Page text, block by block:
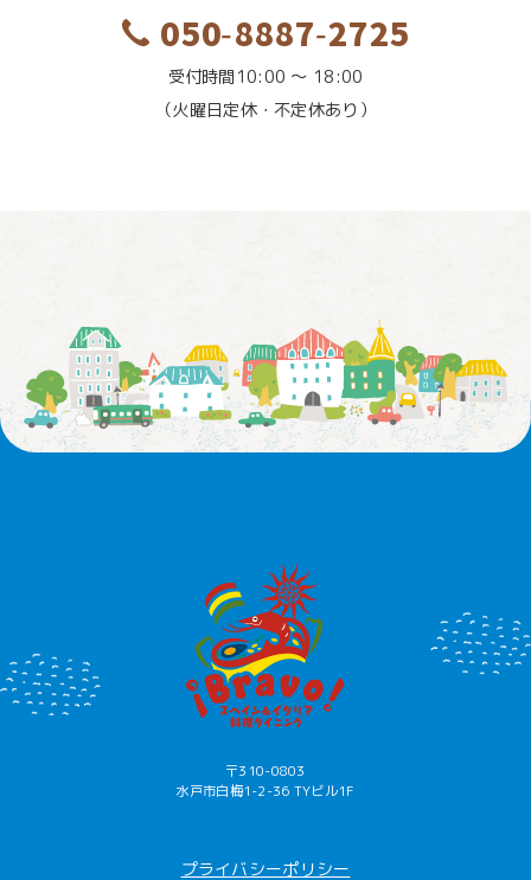
050-8887-2725
受付時間10:00 〜 18:00
（火曜日定休・不定休あり）
〒310-0803
水戸市白梅1-2-36 TYビル1F
プライバシーポリシー